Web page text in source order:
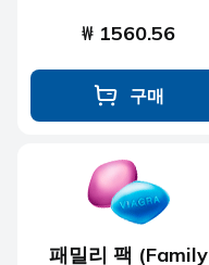
₩ 1560.56
구매
패밀리 팩 (Family